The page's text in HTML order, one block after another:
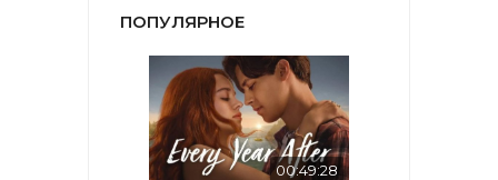
ПОПУЛЯРНОЕ
00:49:28